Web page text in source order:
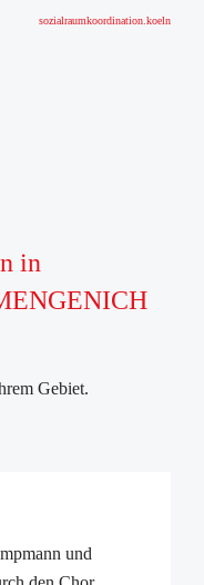
sozialraumkoordination.koeln
in
Gebiet.
und